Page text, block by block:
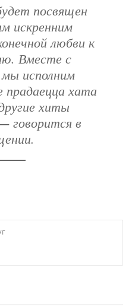
посвящен
искренним
любви к
Вместе с
исполним
хата
хиты
говорится в